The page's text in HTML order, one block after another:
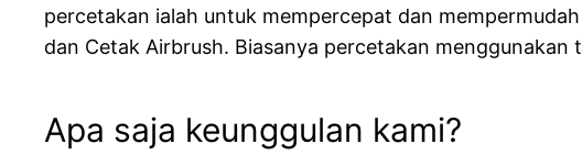
percetakan ialah untuk mempercepat dan
dan Cetak Airbrush. Biasanya percetakan
Apa saja keunggulan kami?